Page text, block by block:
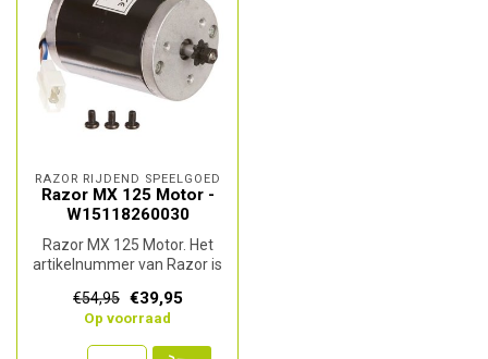
RAZOR RIJDEND SPEELGOED
Razor MX 125 Motor -
W15118260030
Razor MX 125 Motor. Het
artikelnummer van Razor is
€54,95 €39,95
Op voorraad